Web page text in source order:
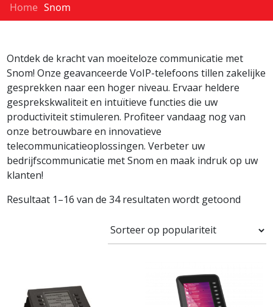
Home Snom
Ontdek de kracht van moeiteloze communicatie met
Snom! Onze geavanceerde VoIP-telefoons tillen zakelijke
gesprekken naar een hoger niveau. Ervaar heldere
gesprekskwaliteit en intuïtieve functies die uw
productiviteit stimuleren. Profiteer vandaag nog van
onze betrouwbare en innovatieve
telecommunicatieoplossingen. Verbeter uw
bedrijfscommunicatie met Snom en maak indruk op uw
klanten!
Resultaat 1–16 van de 34 resultaten wordt getoond